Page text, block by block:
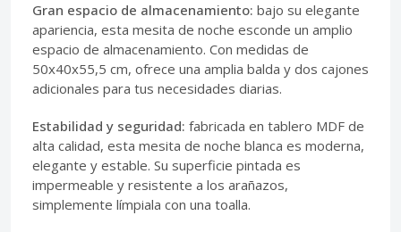
Gran espacio de almacenamiento: bajo su elegante
apariencia, esta mesita de noche esconde un amplio
espacio de almacenamiento. Con medidas de
50x40x55,5 cm, ofrece una amplia balda y dos cajones
adicionales para tus necesidades diarias.
Estabilidad y seguridad: fabricada en tablero MDF de
alta calidad, esta mesita de noche blanca es moderna,
elegante y estable. Su superficie pintada es
impermeable y resistente a los arañazos,
simplemente límpiala con una toalla.